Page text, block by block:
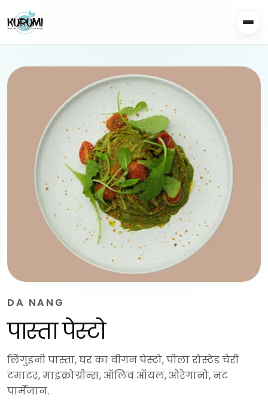
DA NANG
पास्ता पेस्टो
लिंगुइनी पास्ता, घर का वीगन पेस्टो, पीला रोस्टेड चेरी
टमाटर, माइक्रोग्रीन्स, ऑलिव ऑयल, ओरेगानो, नट
पार्मेज़ान.